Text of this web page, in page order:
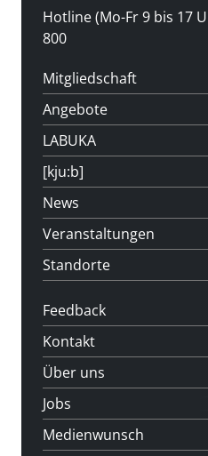
Hotline (Mo-Fr 9 bis 17
800
Mitgliedschaft
Angebote
LABUKA
[kju:b]
News
Veranstaltungen
Standorte
Feedback
Kontakt
Über uns
Jobs
Medienwunsch